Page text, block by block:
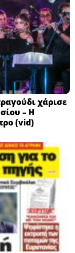
χάρισε
– Η
(vid)